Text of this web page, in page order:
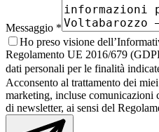
Messaggio *
Ho preso visione
Regolamento UE 2016/679
dati personali per le finalità
Acconsento al trattamento dei
marketing, incluse
di newsletter, ai sensi del